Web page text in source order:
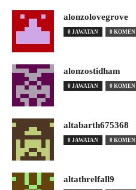
alonzolovegrove
0 JAWATAN 0 KOMEN
alonzostidham
0 JAWATAN 0 KOMEN
altabarth675368
0 JAWATAN 0 KOMEN
altathrelfall9